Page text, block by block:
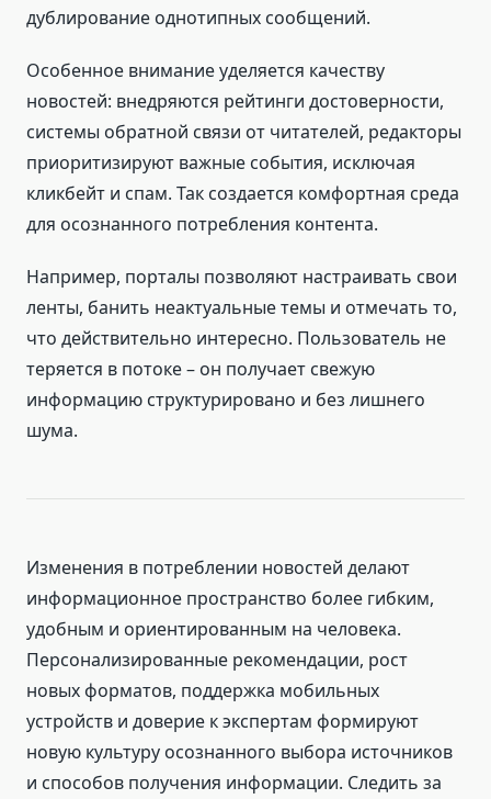
дублирование однотипных сообщений.
Особенное внимание уделяется качеству
новостей: внедряются рейтинги достоверности,
системы обратной связи от читателей, редакторы
приоритизируют важные события, исключая
кликбейт и спам. Так создается комфортная среда
для осознанного потребления контента.
Например, порталы позволяют настраивать свои
ленты, банить неактуальные темы и отмечать то,
что действительно интересно. Пользователь не
теряется в потоке – он получает свежую
информацию структурировано и без лишнего
шума.
Изменения в потреблении новостей делают
информационное пространство более гибким,
удобным и ориентированным на человека.
Персонализированные рекомендации, рост
новых форматов, поддержка мобильных
устройств и доверие к экспертам формируют
новую культуру осознанного выбора источников
и способов получения информации. Следить за